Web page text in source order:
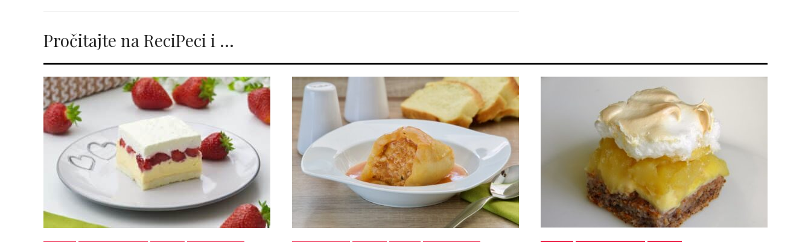
Pročitajte na ReciPeci i …